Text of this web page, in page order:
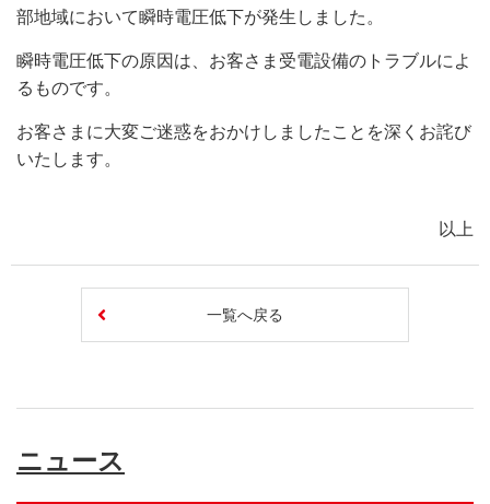
部地域において瞬時電圧低下が発生しました。
瞬時電圧低下の原因は、お客さま受電設備のトラブルによ
るものです。
お客さまに大変ご迷惑をおかけしましたことを深くお詫び
いたします。
以上
一覧へ戻る
ニュース